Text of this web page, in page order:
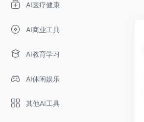
AI医疗健康
AI商业工具
AI教育学习
AI休闲娱乐
其他AI工具